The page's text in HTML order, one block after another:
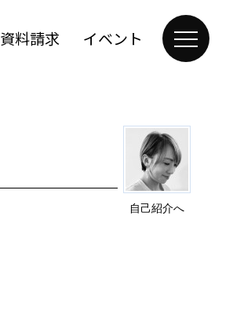
資料請求 イベント
自己紹介へ